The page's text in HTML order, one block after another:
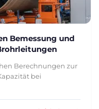
Bemessung und
Berechnungen zur
bei